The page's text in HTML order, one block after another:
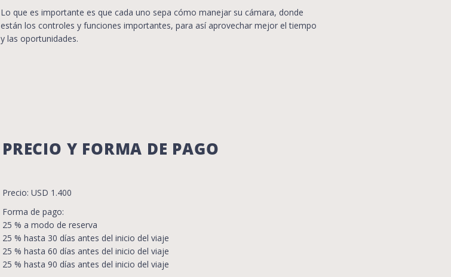
Lo que es importante es que cada uno sepa cómo manejar su cámara, donde
están los controles y funciones importantes, para así aprovechar mejor el tiempo
y las oportunidades.
PRECIO Y FORMA DE PAGO
Precio: USD 1.400
Forma de pago:
25 % a modo de reserva
25 % hasta 30 días antes del inicio del viaje
25 % hasta 60 días antes del inicio del viaje
25 % hasta 90 días antes del inicio del viaje